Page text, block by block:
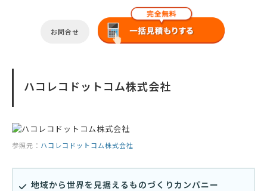
お問合せ
ハコレコドットコム株式会社
参照元： ハコレコドットコム株式会社
地域から世界を見据えるものづくりカンパニー